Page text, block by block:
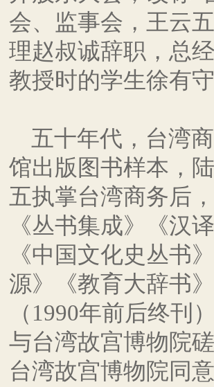
会、监事会，王云
理赵叔诚辞职，总
教授时的学生徐有
五十年代，台湾
馆出版图书样本，
五执掌台湾商务后
《丛书集成》《汉
《中国文化史丛书
源》《教育大辞书
（1990年前后终刊
与台湾故宫博物院
台湾故宫博物院同